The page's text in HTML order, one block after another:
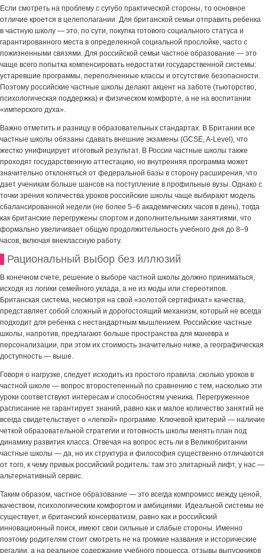
Если смотреть на проблему с сугубо практической стороны, то основное
отличие кроется в целеполагании. Для британской семьи отправить ребенка
в частную школу — это, по сути, покупка готового социального статуса и
гарантированного места в определенной социальной прослойке, часто с
пожизненными связями. Для российской семьи частное образование — это
чаще всего попытка компенсировать недостатки государственной системы:
устаревшие программы, переполненные классы и отсутствие безопасности.
Поэтому российские частные школы делают акцент на заботе (тьюторство,
психологическая поддержка) и физическом комфорте, а не на воспитании
«имперского духа».
Важно отметить и разницу в образовательных стандартах. В Британии все
частные школы обязаны сдавать внешние экзамены (GCSE, A-Level), что
жестко унифицирует итоговый результат. В России частные школы также
проходят государственную аттестацию, но внутренняя программа может
значительно отклоняться от федеральной базы в сторону расширения, что
дает ученикам больше шансов на поступление в профильные вузы. Однако с
точки зрения количества уроков российские школы чаще выбирают модель
сбалансированной недели (не более 5–6 академических часов в день), тогда
как британские перегружены спортом и дополнительными занятиями, что
формально увеличивает общую продолжительность учебного дня до 8–9
часов, включая внеклассную работу.
Рациональный выбор без иллюзий
В конечном счете, решение о выборе частной школы должно приниматься,
исходя из логики семейного уклада, а не из моды или стереотипов.
Британская система, несмотря на свой «золотой сертификат» качества,
представляет собой сложный и дорогостоящий механизм, который не всегда
подходит для ребенка с нестандартным мышлением. Российские частные
школы, напротив, предлагают больше пространства для маневра и
персонализации, при этом их стоимость значительно ниже, а географическая
доступность — выше.
Говоря о нагрузке, следует исходить из простого правила: сколько уроков в
частной школе — вопрос второстепенный по сравнению с тем, насколько эти
уроки соответствуют интересам и способностям ученика. Перегруженное
расписание не гарантирует знаний, равно как и малое количество занятий не
всегда свидетельствует о «легкой» программе. Ключевой критерий — наличие
четкой образовательной стратегии и готовность школы менять план под
динамику развития класса. Отвечая на вопрос есть ли в Великобритании
частные школы — да, но их структура и философия существенно отличаются
от того, к чему привык российский родитель: там это элитарный лифт, у нас —
альтернативный сервис.
Таким образом, частное образование — это всегда компромисс между ценой,
качеством, психологическим комфортом и амбициями. Идеальной системы не
существует, и британский консерватизм, равно как и российский
инновационный поиск, имеют свои сильные и слабые стороны. Именно
поэтому родителям стоит смотреть не на громкие названия и исторические
регалии, а на реальное содержание учебного процесса, отзывы выпускников